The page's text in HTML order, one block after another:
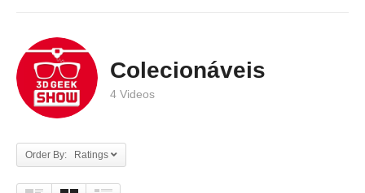
Colecionáveis
4 Videos
Order By: Ratings